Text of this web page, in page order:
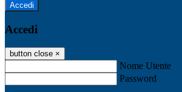
Accedi
Accedi
button close ×
Nome Utente
Password